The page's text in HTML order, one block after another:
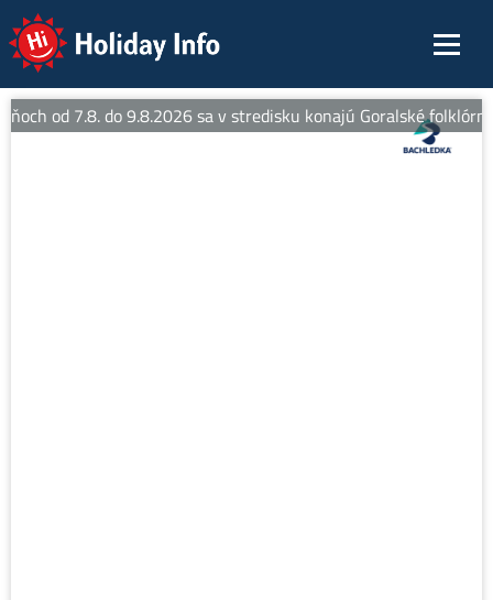
Holiday Info
od 7.8. do 9.8.2026 sa v stredisku konajú Goralské